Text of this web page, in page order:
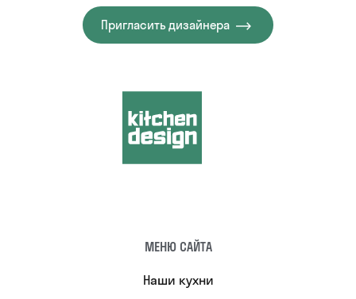
Пригласить дизайнера
МЕНЮ САЙТА
Наши кухни